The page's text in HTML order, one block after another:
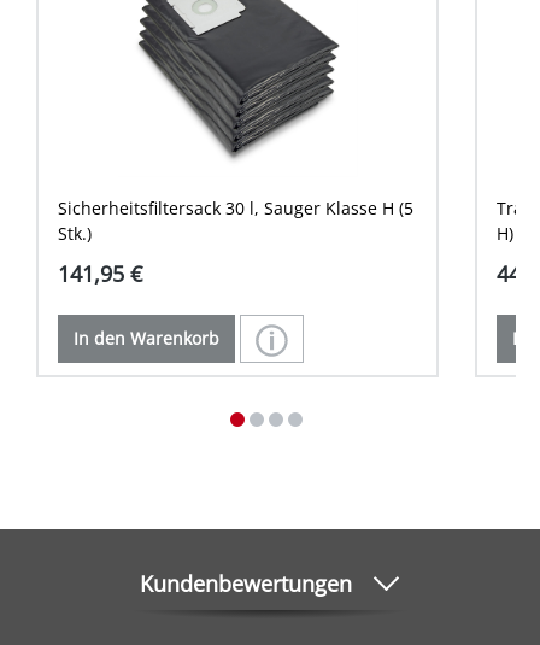
Sicherheitsfiltersack 30 l, Sauger Klasse H (5
Stk.)
141,95 €
In den Warenkorb
H)
In
Kundenbewertungen